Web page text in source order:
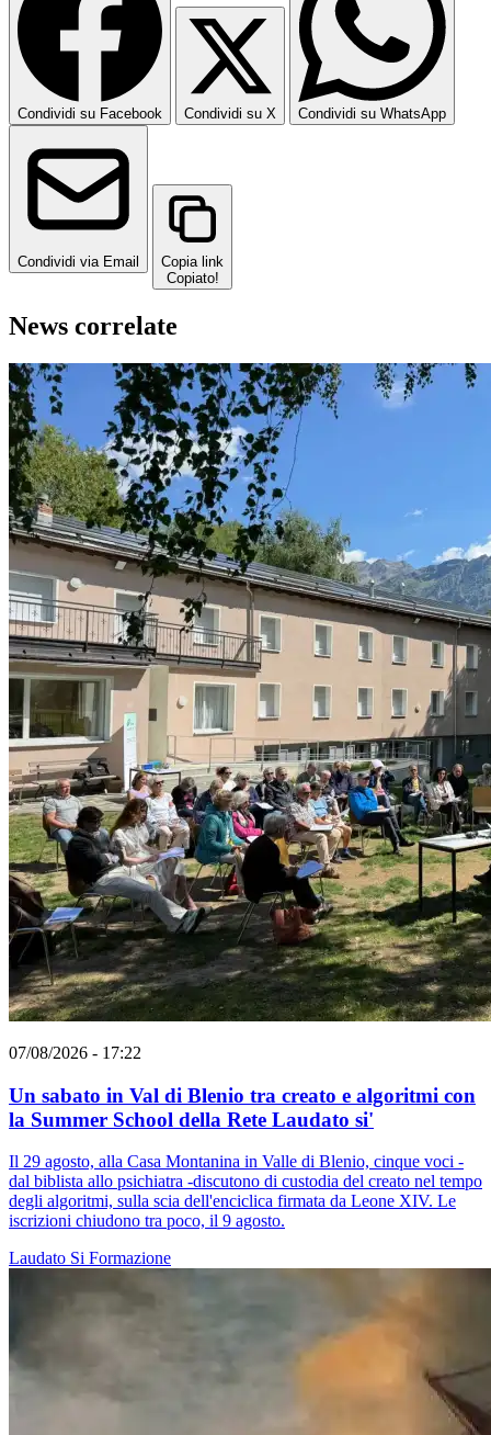
Condividi su Facebook Condividi su X Condividi su WhatsApp
Condividi via Email
Copia link
Copiato!
News correlate
07/08/2026 - 17:22
Un sabato in Val di Blenio tra creato e algoritmi con
la Summer School della Rete Laudato si'
Il 29 agosto, alla Casa Montanina in Valle di Blenio, cinque voci -
dal biblista allo psichiatra -discutono di custodia del creato nel tempo
degli algoritmi, sulla scia dell'enciclica firmata da Leone XIV. Le
iscrizioni chiudono tra poco, il 9 agosto.
Laudato Si Formazione